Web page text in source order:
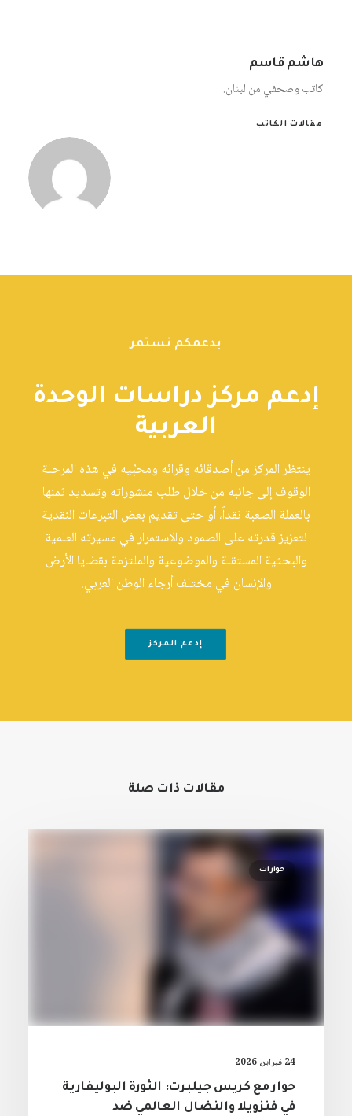
هاشم قاسم
كاتب وصحفي من لبنان.
مقالات الكاتب
بدعمكم نستمر
إدعم مركز دراسات الوحدة
العربية
ينتظر المركز من أصدقائه وقرائه ومحبِّيه في هذه المرحلة
الوقوف إلى جانبه من خلال طلب منشوراته وتسديد ثمنها
بالعملة الصعبة نقداً، أو حتى تقديم بعض التبرعات النقدية
لتعزيز قدرته على الصمود والاستمرار في مسيرته العلمية
والبحثية المستقلة والموضوعية والملتزمة بقضايا الأرض
والإنسان في مختلف أرجاء الوطن العربي.
إدعم المركز
مقالات ذات صلة
حوارات
24 فبراير، 2026
حوار مع كريس جيلبرت: الثورة البوليفارية
في فنزويلا والنضال العالمي ضد